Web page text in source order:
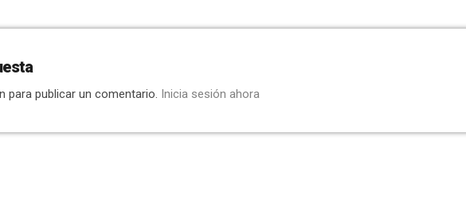
para publicar un comentario. Inicia sesión ahora